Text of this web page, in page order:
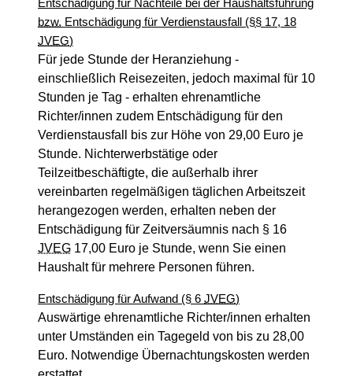
Entschädigung für Nachteile bei der Haushaltsführung
bzw. Entschädigung für Verdienstausfall (§§ 17, 18
JVEG)
Für jede Stunde der Heranziehung -
einschließlich Reisezeiten, jedoch maximal für 10
Stunden je Tag - erhalten ehrenamtliche
Richter/innen zudem Entschädigung für den
Verdienstausfall bis zur Höhe von 29,00 Euro je
Stunde. Nichterwerbstätige oder
Teilzeitbeschäftigte, die außerhalb ihrer
vereinbarten regelmäßigen täglichen Arbeitszeit
herangezogen werden, erhalten neben der
Entschädigung für Zeitversäumnis nach § 16
JVEG 17,00 Euro je Stunde, wenn Sie einen
Haushalt für mehrere Personen führen.
Entschädigung für Aufwand (§ 6 JVEG)
Auswärtige ehrenamtliche Richter/innen erhalten
unter Umständen ein Tagegeld von bis zu 28,00
Euro. Notwendige Übernachtungskosten werden